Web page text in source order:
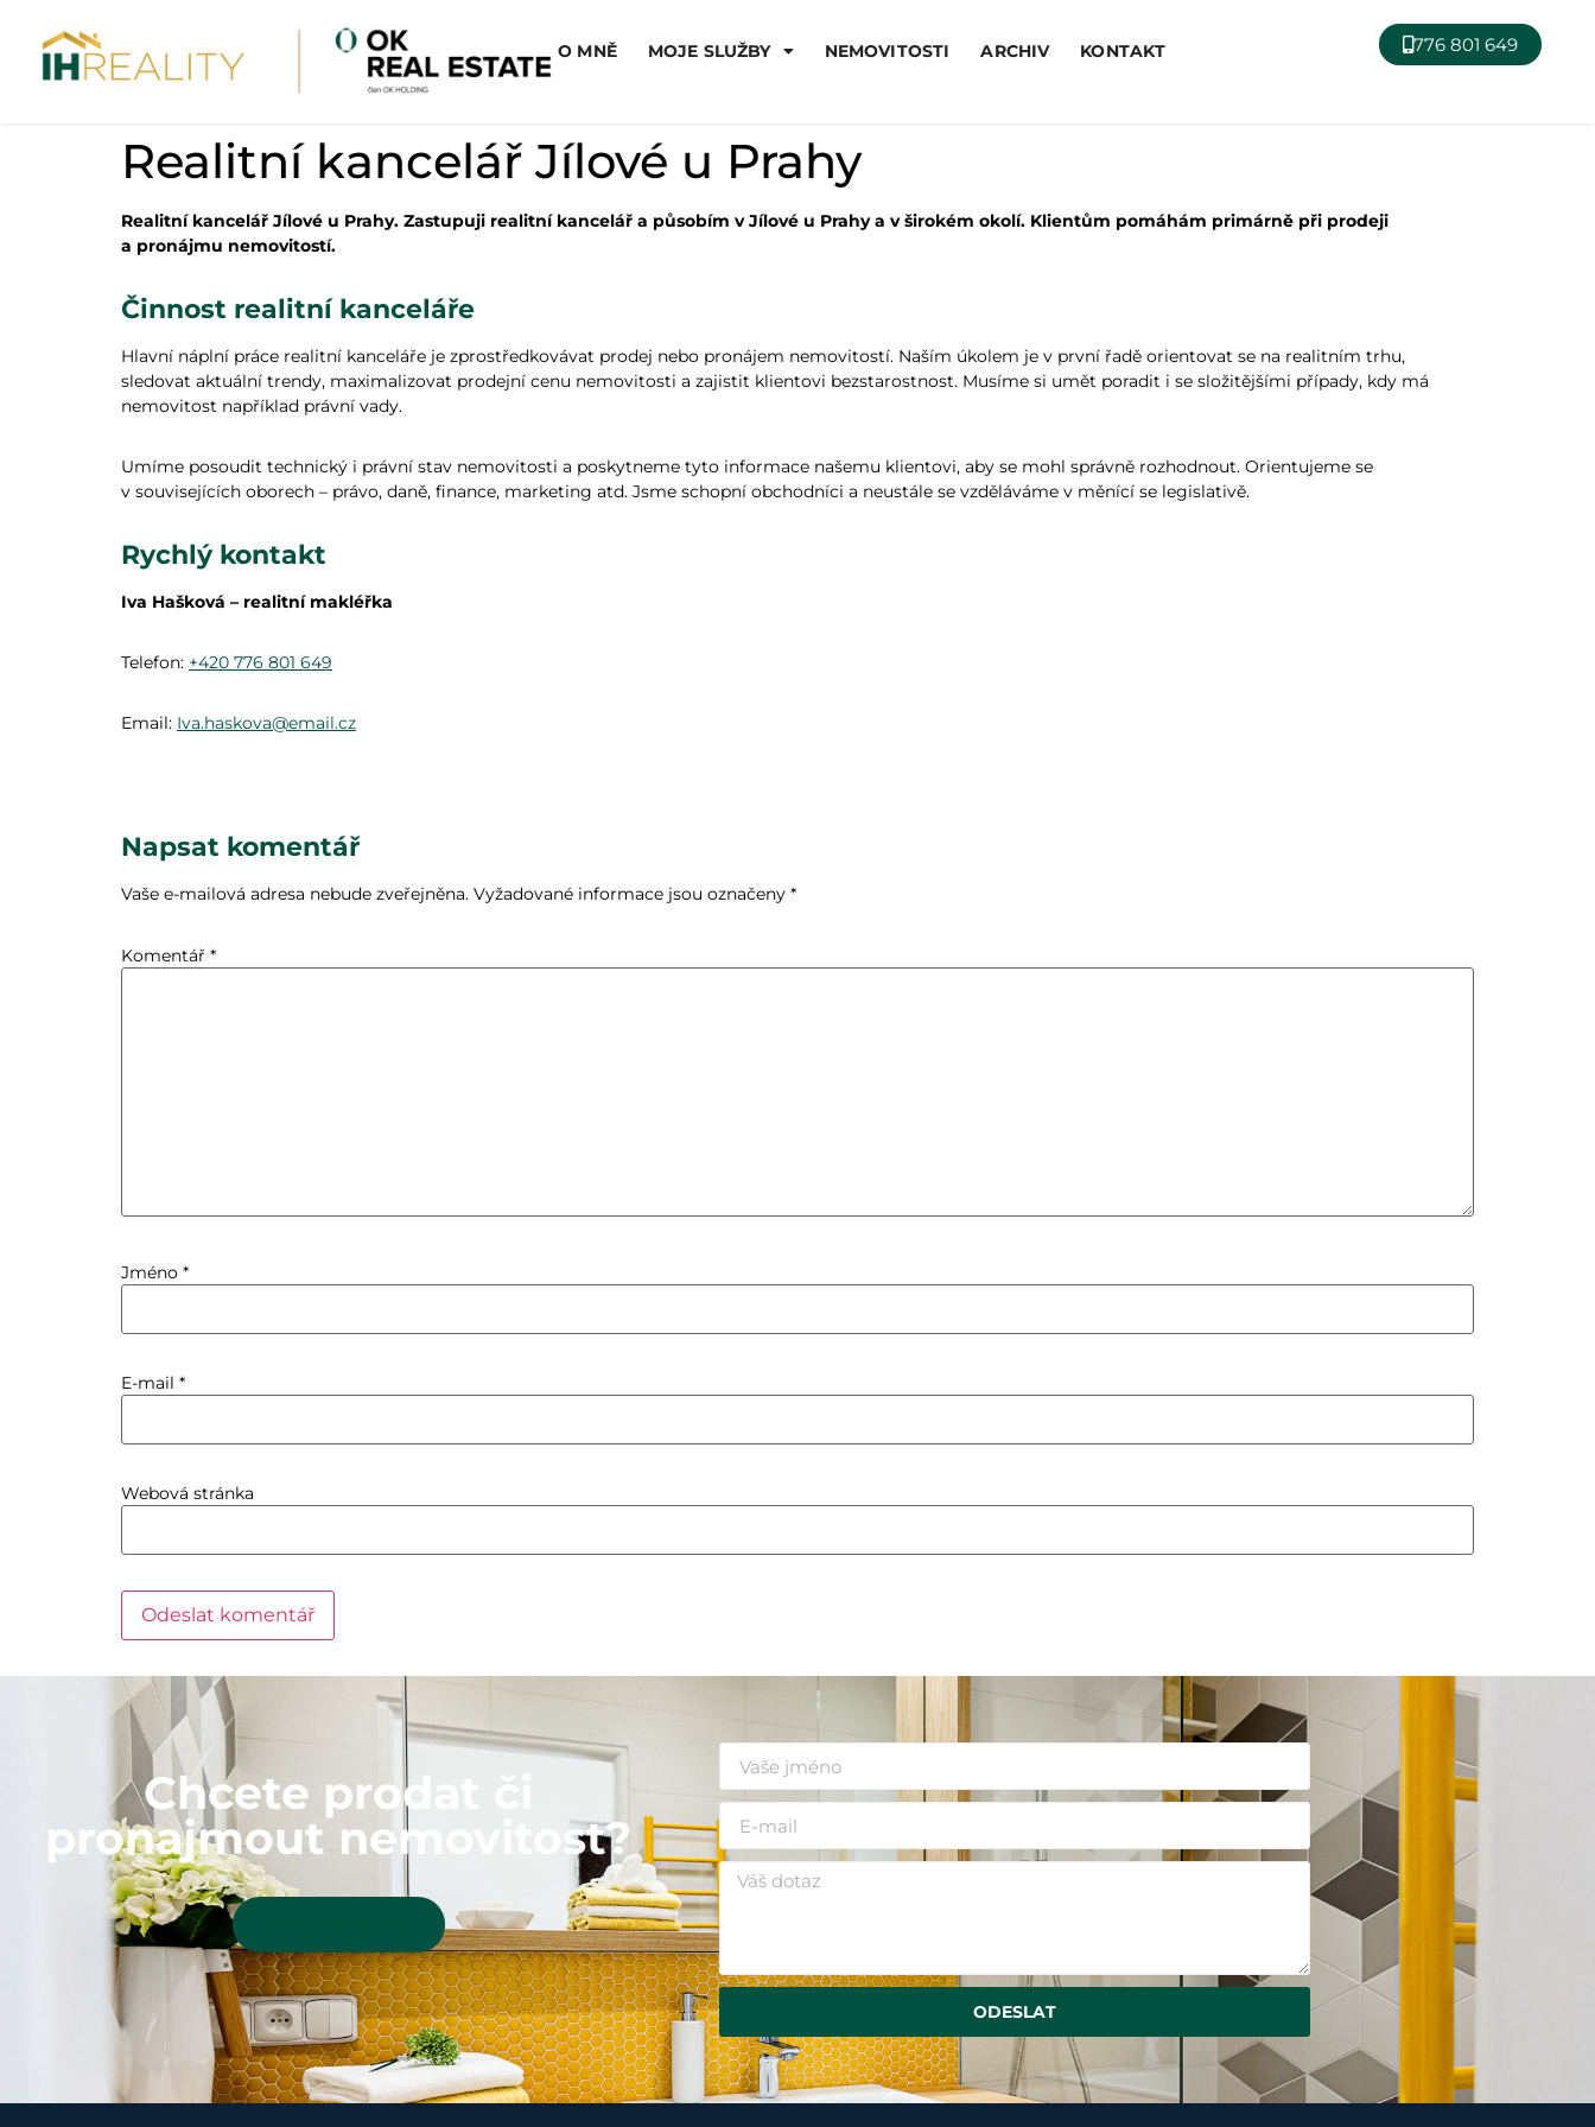
O MNĚ MOJE SLUŽBY NEMOVITOSTI ARCHIV KONTAKT 776 801 649
Realitní kancelář Jílové u Prahy
Realitní kancelář Jílové u Prahy. Zastupuji realitní kancelář a působím v Jílové u Prahy a v širokém okolí. Klientům pomáhám primárně při prodeji
a pronájmu nemovitostí.
Činnost realitní kanceláře
Hlavní náplní práce realitní kanceláře je zprostředkovávat prodej nebo pronájem nemovitostí. Naším úkolem je v první řadě orientovat se na realitním trhu,
sledovat aktuální trendy, maximalizovat prodejní cenu nemovitosti a zajistit klientovi bezstarostnost. Musíme si umět poradit i se složitějšími případy, kdy má
nemovitost například právní vady.
Umíme posoudit technický i právní stav nemovitosti a poskytneme tyto informace našemu klientovi, aby se mohl správně rozhodnout. Orientujeme se
v souvisejících oborech – právo, daně, finance, marketing atd. Jsme schopní obchodníci a neustále se vzděláváme v měnící se legislativě.
Rychlý kontakt
Iva Hašková – realitní makléřka
Telefon: +420 776 801 649
Email: Iva.haskova@email.cz
Napsat komentář
Vaše e-mailová adresa nebude zveřejněna. Vyžadované informace jsou označeny *
Komentář *
Jméno *
E-mail *
Webová stránka
Chcete prodat či
pronajmout nemovitost?
ODESLAT